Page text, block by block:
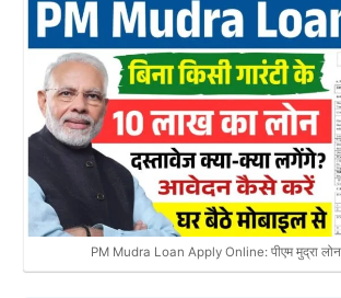
PM Mudra Loan Apply Online: पीएम मुद्रा